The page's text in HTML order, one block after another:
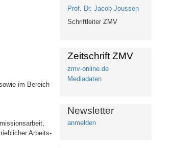
im Bereich
Arbeits-
Prof. Dr. Jacob Joussen
Schriftleiter ZMV
Zeitschrift ZMV
zmv-online.de
Mediadaten
Newsletter
anmelden